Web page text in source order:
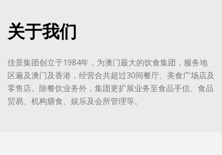
关于我们
佳景集团创立于1984年，为澳门最大的饮食集团，服务地
区遍及澳门及香港，经营合共超过30间餐厅、美食广场店及
零售店。除餐饮业务外，集团更扩展业务至食品手信、食品
贸易、机构膳食、娱乐及会所管理等。